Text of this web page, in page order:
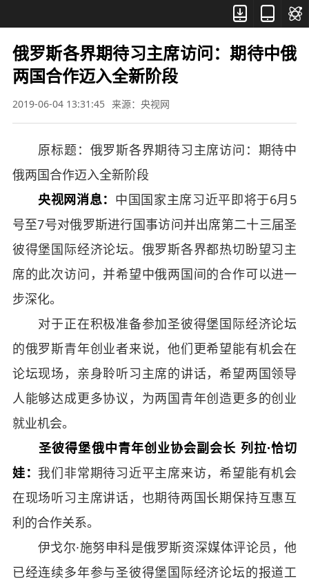



俄罗斯各界期待习主席访问：期待中俄
两国合作迈入全新阶段
2019-06-04 13:31:45 来源：央视网
原标题：俄罗斯各界期待习主席访问：期待中
俄两国合作迈入全新阶段
央视网消息： 中国国家主席习近平即将于6月5
号至7号对俄罗斯进行国事访问并出席第二十三届圣
彼得堡国际经济论坛。俄罗斯各界都热切盼望习主
席的此次访问，并希望中俄两国间的合作可以进一
步深化。
对于正在积极准备参加圣彼得堡国际经济论坛
的俄罗斯青年创业者来说，他们更希望能有机会在
论坛现场，亲身聆听习主席的讲话，希望两国领导
人能够达成更多协议，为两国青年创造更多的创业
就业机会。
圣彼得堡俄中青年创业协会副会长 列拉·恰切
娃： 我们非常期待习近平主席来访，希望能有机会
在现场听习主席讲话，也期待两国长期保持互惠互
利的合作关系。
伊戈尔·施努申科是俄罗斯资深媒体评论员，他
已经连续多年参与圣彼得堡国际经济论坛的报道工